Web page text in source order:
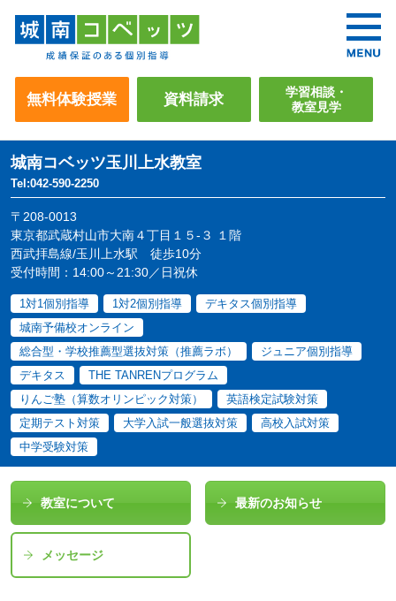
無料体験授業 資料請求
学習相談・
教室見学
城南コベッツ玉川上水教室
Tel:042-590-2250
〒208-0013
東京都武蔵村山市大南４丁目１５-３ １階
西武拝島線/玉川上水駅 徒歩10分
受付時間：14:00～21:30／日祝休
1対1個別指導 1対2個別指導
デキタス個別指導
城南予備校オンライン
総合型・学校推薦型選抜対策（推薦ラボ）
ジュニア個別指導
デキタス
THE TANRENプログラム
りんご塾（算数オリンピック対策）
英語検定試験対策
定期テスト対策
大学入試一般選抜対策
高校入試対策
中学受験対策
教室について 最新のお知らせ
メッセージ